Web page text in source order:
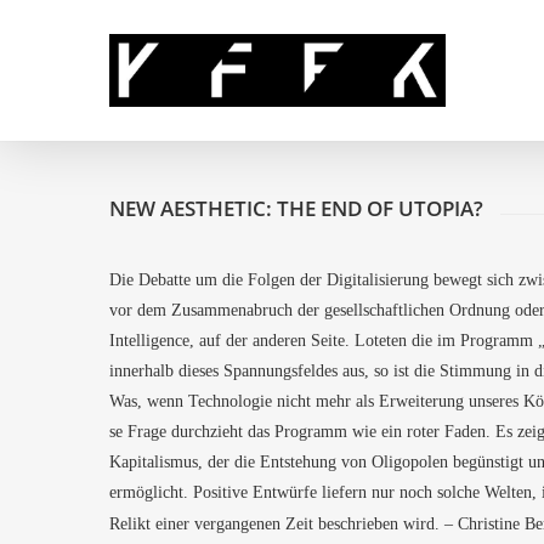
NEW AES­THE­TIC: THE END OF UTOPIA?
Die Debat­te um die Fol­gen der Digi­ta­li­sie­rung bewegt sich
vor dem Zusam­men­abruch der gesell­schaft­li­chen Ord­nung
Intel­li­gence, auf der ande­ren Sei­te. Lote­ten die im Pro­gramm
inner­halb die­ses Span­nungs­fel­des aus, so ist die Stim­mung
Was, wenn Tech­no­lo­gie nicht mehr als Erwei­te­rung unse­res
se Fra­ge durch­zieht das Pro­gramm wie ein roter Faden. Es
Kapi­ta­lis­mus, der die Ent­ste­hung von Oli­go­po­len begüns­tigt
ermög­licht. Posi­ti­ve Ent­wür­fe lie­fern nur noch sol­che Wel­ten,
Relikt einer ver­gan­ge­nen Zeit beschrie­ben wird. – Chris­ti­ne